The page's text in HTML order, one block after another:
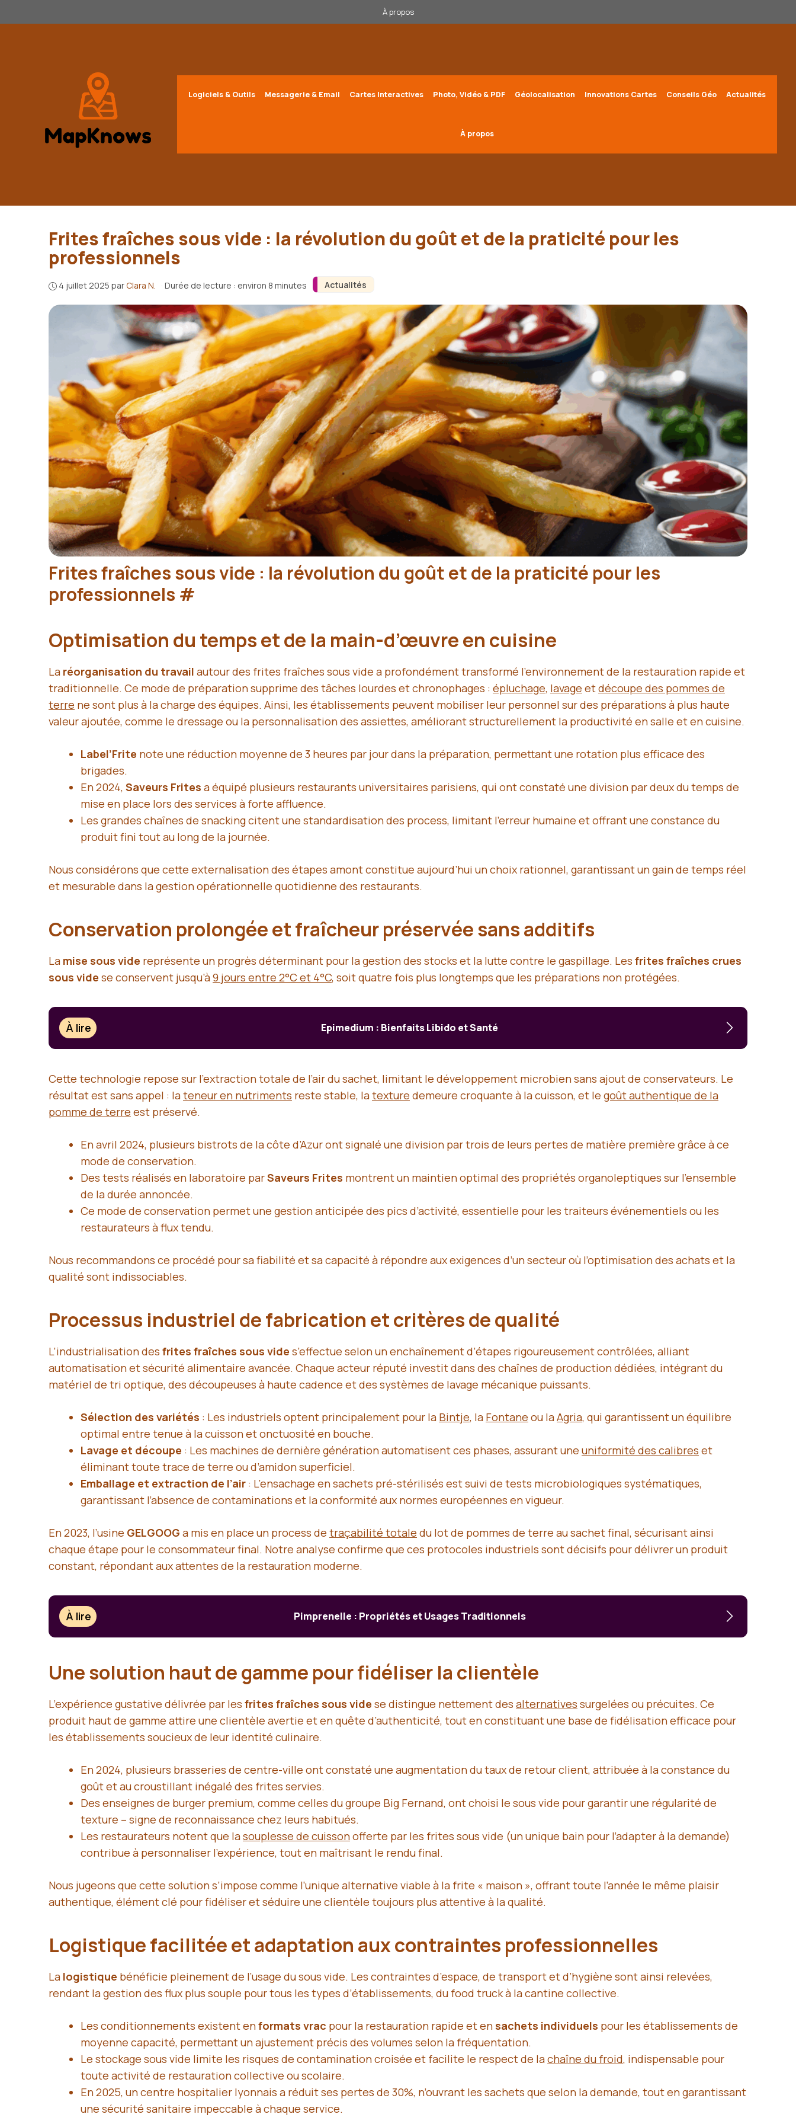
au
À propos
Logiciels & Outils Messagerie & Email Cartes Interactives Photo, Vidéo & PDF Géolocalisation Innovations Cartes Conseils Géo Actualités
À propos
Actualités
Frites fraîches sous vide : la révolution du goût et de la praticité pour les
professionnels
4 juillet 2025 par Clara N. · Durée de lecture : environ 8 minutes
Frites fraîches sous vide : la révolution du goût et de la praticité pour les
professionnels #
Optimisation du temps et de la main-d’œuvre en cuisine
La réorganisation du travail autour des frites fraîches sous vide a profondément transformé l’environnement de la restauration rapide et
traditionnelle. Ce mode de préparation supprime des tâches lourdes et chronophages : épluchage, lavage etdécoupe des pommes de
terre ne sont plus à la charge des équipes. Ainsi, les établissements peuvent mobiliser leur personnel sur des préparations à plus haute
valeur ajoutée, comme le dressage ou la personnalisation des assiettes, améliorant structurellement la productivité en salle et en cuisine.
Label’Frite note une réduction moyenne de 3 heures par jour dans la préparation, permettant une rotation plus efficace des
brigades.
En 2024, Saveurs Frites a équipé plusieurs restaurants universitaires parisiens, qui ont constaté une division par deux du temps de
mise en place lors des services à forte affluence.
Les grandes chaînes de snacking citent une standardisation des process, limitant l’erreur humaine et offrant une constance du
produit fini tout au long de la journée.
Nous considérons que cette externalisation des étapes amont constitue aujourd’hui un choix rationnel, garantissant un gain de temps réel
et mesurable dans la gestion opérationnelle quotidienne des restaurants.
Conservation prolongée et fraîcheur préservée sans additifs
La mise sous vide représente un progrès déterminant pour la gestion des stocks et la lutte contre le gaspillage. Les frites fraîches crues
sous vide se conservent jusqu’à9 jours entre 2°C et 4°C, soit quatre fois plus longtemps que les préparations non protégées.
À lire Epimedium : Bienfaits Libido et Santé
Cette technologie repose sur l’extraction totale de l’air du sachet, limitant le développement microbien sans ajout de conservateurs. Le
résultat est sans appel : lateneur en nutriments reste stable, latexture demeure croquante à la cuisson, et le goût authentique de la
pomme de terre est préservé.
En avril 2024, plusieurs bistrots de la côte d’Azur ont signalé une division par trois de leurs pertes de matière première grâce à ce
mode de conservation.
Des tests réalisés en laboratoire parSaveurs Frites montrent un maintien optimal des propriétés organoleptiques sur l’ensemble
de la durée annoncée.
Ce mode de conservation permet une gestion anticipée des pics d’activité, essentielle pour les traiteurs événementiels ou les
restaurateurs à flux tendu.
Nous recommandons ce procédé pour sa fiabilité et sa capacité à répondre aux exigences d’un secteur où l’optimisation des achats et la
qualité sont indissociables.
Processus industriel de fabrication et critères de qualité
L’industrialisation des frites fraîches sous vide s’effectue selon un enchaînement d’étapes rigoureusement contrôlées, alliant
automatisation et sécurité alimentaire avancée. Chaque acteur réputé investit dans des chaînes de production dédiées, intégrant du
matériel de tri optique, des découpeuses à haute cadence et des systèmes de lavage mécanique puissants.
Sélection des variétés : Les industriels optent principalement pour la Bintje, la Fontane ou laAgria, qui garantissent un équilibre
optimal entre tenue à la cuisson et onctuosité en bouche.
Lavage et découpe : Les machines de dernière génération automatisent ces phases, assurant une uniformité des calibres et
éliminant toute trace de terre ou d’amidon superficiel.
Emballage et extraction de l’air : L’ensachage en sachets pré-stérilisés est suivi de tests microbiologiques systématiques,
garantissant l’absence de contaminations et la conformité aux normes européennes en vigueur.
En 2023, l’usine GELGOOG a mis en place un process de traçabilité totale du lot de pommes de terre au sachet final, sécurisant ainsi
chaque étape pour le consommateur final. Notre analyse confirme que ces protocoles industriels sont décisifs pour délivrer un produit
constant, répondant aux attentes de la restauration moderne.
À lire Pimprenelle : Propriétés et Usages Traditionnels
Une solution haut de gamme pour fidéliser la clientèle
L’expérience gustative délivrée par les frites fraîches sous vide se distingue nettement des alternatives surgelées ou précuites. Ce
produit haut de gamme attire une clientèle avertie et en quête d’authenticité, tout en constituant une base de fidélisation efficace pour
les établissements soucieux de leur identité culinaire.
En 2024, plusieurs brasseries de centre-ville ont constaté une augmentation du taux de retour client, attribuée à la constance du
goût et au croustillant inégalé des frites servies.
Des enseignes de burger premium, comme celles du groupe Big Fernand, ont choisi le sous vide pour garantir une régularité de
texture – signe de reconnaissance chez leurs habitués.
Les restaurateurs notent que lasouplesse de cuissonofferte par les frites sous vide (un unique bain pour l’adapter à la demande)
contribue à personnaliser l’expérience, tout en maîtrisant le rendu final.
Nous jugeons que cette solution s’impose comme l’unique alternative viable à la frite « maison », offrant toute l’année le même plaisir
authentique, élément clé pour fidéliser et séduire une clientèle toujours plus attentive à la qualité.
Logistique facilitée et adaptation aux contraintes professionnelles
La logistique bénéficie pleinement de l’usage du sous vide. Les contraintes d’espace, de transport et d’hygiène sont ainsi relevées,
rendant la gestion des flux plus souple pour tous les types d’établissements, du food truck à la cantine collective.
Les conditionnements existent enformats vrac pour la restauration rapide et ensachets individuels pour les établissements de
moyenne capacité, permettant un ajustement précis des volumes selon la fréquentation.
Le stockage sous vide limite les risques de contamination croisée et facilite le respect de lachaîne du froid, indispensable pour
toute activité de restauration collective ou scolaire.
En 2025, un centre hospitalier lyonnais a réduit ses pertes de 30%, n’ouvrant les sachets que selon la demande, tout en garantissant
une sécurité sanitaire impeccable à chaque service.